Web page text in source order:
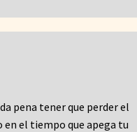
pena tener que perder el
el tiempo que apega tu